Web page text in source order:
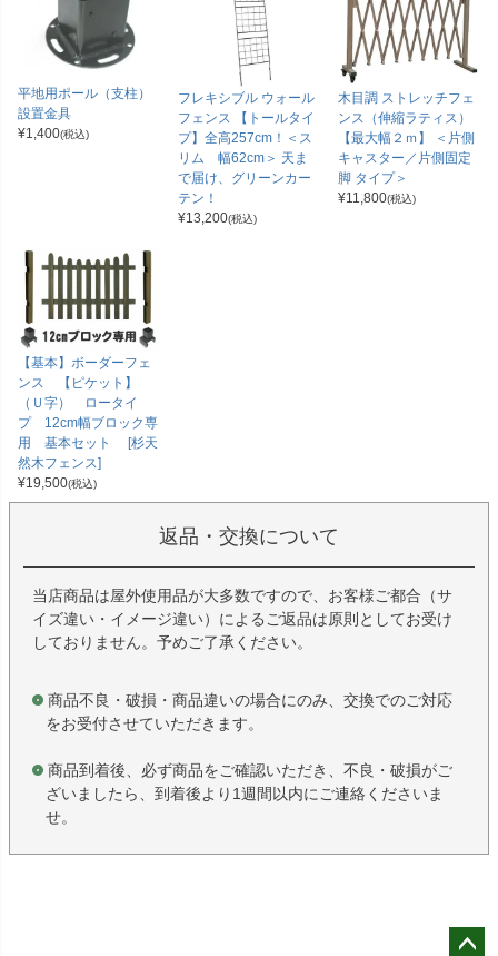
平地用ポール（支柱）
設置金具
¥1,400(税込)
フレキシブル ウォール
フェンス 【トールタイ
プ】全高257cm！＜ス
リム 幅62cm＞ 天ま
で届け、グリーンカー
テン！
¥13,200(税込)
木目調 ストレッチフェ
ンス（伸縮ラティス）
【最大幅２ｍ】 ＜片側
キャスター／片側固定
脚 タイプ＞
¥11,800(税込)
【基本】ボーダーフェ
ンス 【ピケット】
（Ｕ字） ロータイ
プ 12cm幅ブロック専
用 基本セット [杉天
然木フェンス]
¥19,500(税込)
返品・交換について
当店商品は屋外使用品が大多数ですので、お客様ご都合（サ
イズ違い・イメージ違い）によるご返品は原則としてお受け
しておりません。予めご了承ください。
商品不良・破損・商品違いの場合にのみ、交換でのご対応
をお受付させていただきます。
商品到着後、必ず商品をご確認いただき、不良・破損がご
ざいましたら、到着後より1週間以内にご連絡くださいま
せ。